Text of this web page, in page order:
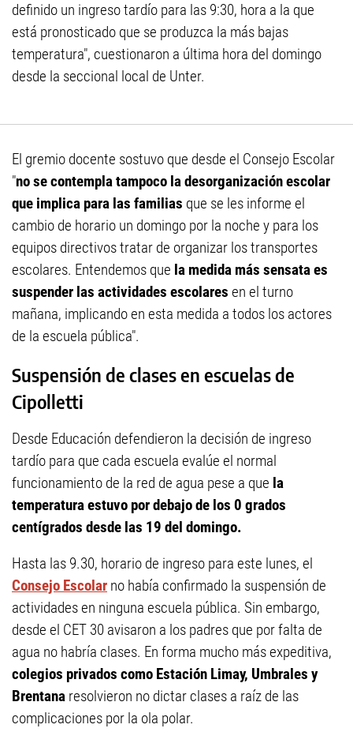
definido un ingreso tardío para las 9:30, hora a la que
está pronosticado que se produzca la más bajas
temperatura", cuestionaron a última hora del domingo
desde la seccional local de Unter.
El gremio docente sostuvo que desde el Consejo Escolar
"no se contempla tampoco la desorganización escolar
que implica para las familias que se les informe el
cambio de horario un domingo por la noche y para los
equipos directivos tratar de organizar los transportes
escolares. Entendemos que la medida más sensata es
suspender las actividades escolares en el turno
mañana, implicando en esta medida a todos los actores
de la escuela pública".
Suspensión de clases en escuelas de
Cipolletti
Desde Educación defendieron la decisión de ingreso
tardío para que cada escuela evalúe el normal
funcionamiento de la red de agua pese a que la
temperatura estuvo por debajo de los 0 grados
centígrados desde las 19 del domingo.
Hasta las 9.30, horario de ingreso para este lunes, el
Consejo Escolar no había confirmado la suspensión de
actividades en ninguna escuela pública. Sin embargo,
desde el CET 30 avisaron a los padres que por falta de
agua no habría clases. En forma mucho más expeditiva,
colegios privados como Estación Limay, Umbrales y
Brentana resolvieron no dictar clases a raíz de las
complicaciones por la ola polar.